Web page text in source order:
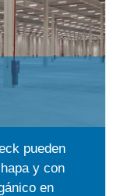
pueden
y con
en